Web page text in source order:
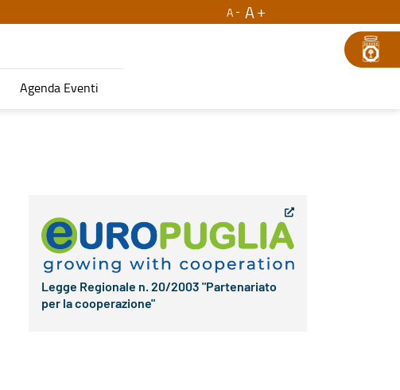
A
A
Agenda Eventi
Legge Regionale n. 20/2003 "Partenariato
per la cooperazione"